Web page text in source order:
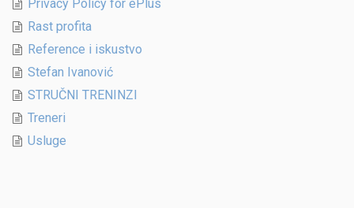
Privacy Policy for ePlus
Rast profita
Reference i iskustvo
Stefan Ivanović
STRUČNI TRENINZI
Treneri
Usluge